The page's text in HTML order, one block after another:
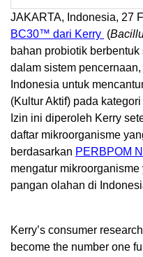
JAKARTA, Indonesia, 27
BC30™ dari Kerry (
bahan probiotik
dalam sistem
Indonesia untuk
(Kultur Aktif) pada
Izin ini diperoleh Kerry
daftar mikroorganisme
berdasarkan PERBPOM
mengatur
pangan olahan di
Kerry’s consumer
become the number one